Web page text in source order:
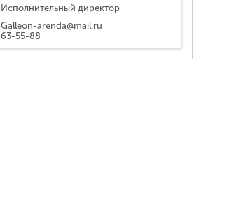
Исполнительный директор
Galleon-arenda@mail.ru
63-55-88